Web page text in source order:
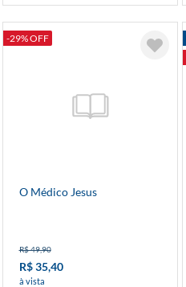
-29% OFF
O Médico Jesus
R$ 49,90
R$ 35,40
à vista